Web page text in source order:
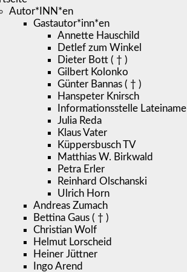
Autor*INN*en
Gastautor*inn*en
Annette Hauschild
Detlef zum Winkel
Dieter Bott ( † )
Gilbert Kolonko
Günter Bannas ( † )
Hanspeter Knirsch
Informationsstelle
Julia Reda
Klaus Vater
Küppersbusch TV
Matthias W. Birkwald
Petra Erler
Reinhard Olschanski
Ulrich Horn
Andreas Zumach
Bettina Gaus ( † )
Christian Wolf
Helmut Lorscheid
Heiner Jüttner
Ingo Arend